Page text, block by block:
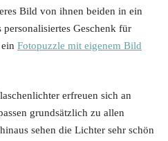
Bild von ihnen beiden in ein
Geschenk für
Fotopuzzle mit eigenem Bild
erfreuen sich an
grundsätzlich zu allen
sehen die Lichter sehr schön